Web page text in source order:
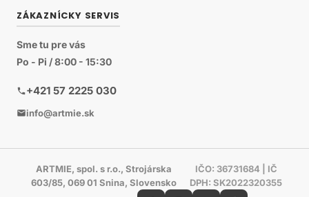
ZÁKAZNÍCKY SERVIS
Sme tu pre vás
Po - Pi / 8:00 - 15:30
+421 57 2225 030
info@artmie.sk
ARTMIE, spol. s r.o., Strojárska
603/85, 069 01 Snina, Slovensko
IČO: 36731684 | IČ
DPH: SK2022320355